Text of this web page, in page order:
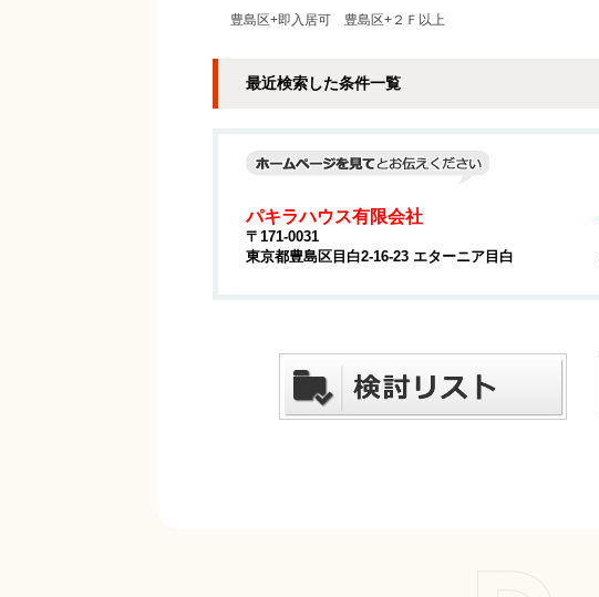
豊島区+即入居可 豊島区+２Ｆ以上
最近検索した条件一覧
パキラハウス有限会社
〒171-0031
東京都豊島区目白2-16-23 エターニア目白